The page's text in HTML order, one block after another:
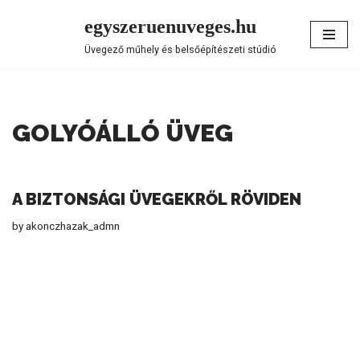
egyszeruenuveges.hu
Üvegező műhely és belsőépítészeti stúdió
GOLYÓÁLLÓ ÜVEG
A BIZTONSÁGI ÜVEGEKRŐL RÖVIDEN
byakonczhazak_admn